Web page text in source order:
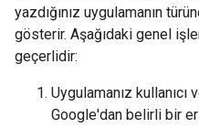
yazdığınız uygulamanın
gösterir. Aşağıdaki genel
geçerlidir:
Uygulamanız
Google'dan belirli bir